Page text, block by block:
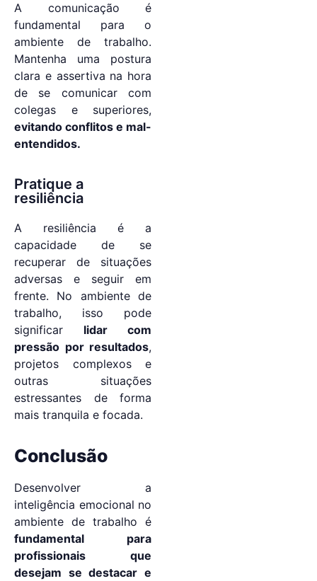
A comunicação é
fundamental para o
ambiente de trabalho.
Mantenha uma postura
clara e assertiva na hora
de se comunicar com
colegas e superiores,
evitando conflitos e mal-
entendidos.
Pratique a
resiliência
A resiliência é a
capacidade de se
recuperar de situações
adversas e seguir em
frente. No ambiente de
trabalho, isso pode
significar lidar com
pressão por resultados,
projetos complexos e
outras situações
estressantes de forma
mais tranquila e focada.
Conclusão
Desenvolver a
inteligência emocional no
ambiente de trabalho é
fundamental para
profissionais que
desejam se destacar e